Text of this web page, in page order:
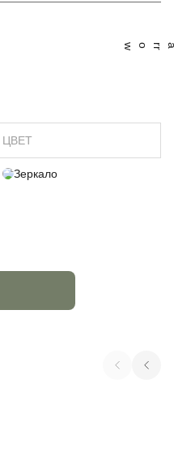
ЦВЕТ
Зеркало